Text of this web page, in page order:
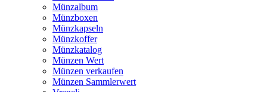
Münzalbum
Münzboxen
Münzkapseln
Münzkoffer
Münzkatalog
Münzen Wert
Münzen verkaufen
Münzen Sammlerwert